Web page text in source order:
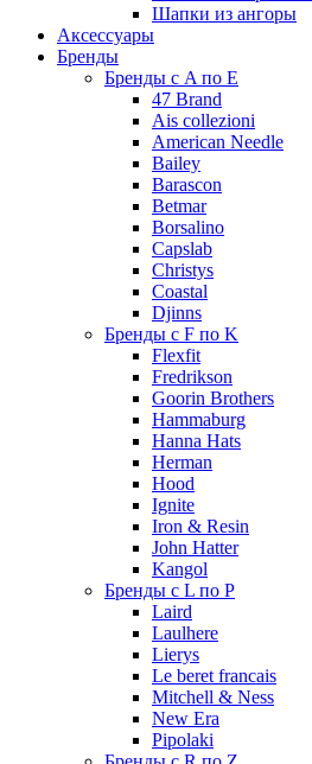
Шапки из ангоры
Аксессуары
Бренды
Бренды с A по E
47 Brand
Ais collezioni
American Needle
Bailey
Barascon
Betmar
Borsalino
Capslab
Christys
Coastal
Djinns
Бренды с F по K
Flexfit
Fredrikson
Goorin Brothers
Hammaburg
Hanna Hats
Herman
Hood
Ignite
Iron & Resin
John Hatter
Kangol
Бренды с L по P
Laird
Laulhere
Lierys
Le beret francais
Mitchell & Ness
New Era
Pipolaki